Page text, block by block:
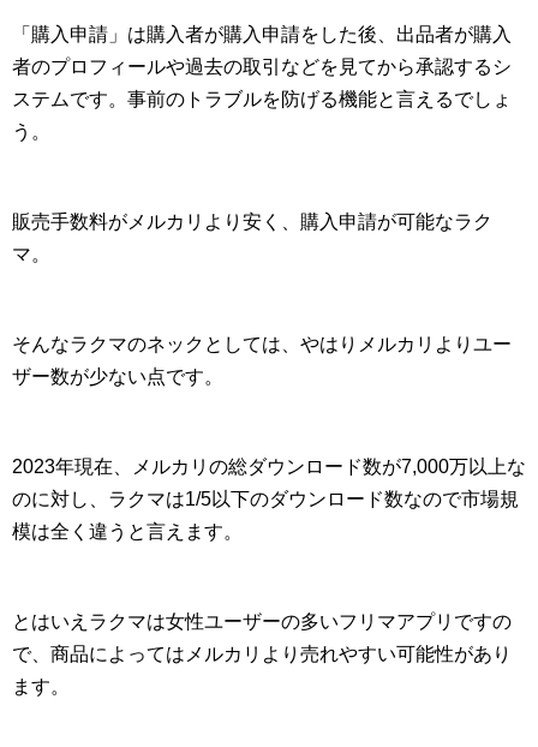
「購入申請」は購入者が購入申請をした後、出品者が購入
者のプロフィールや過去の取引などを見てから承認するシ
ステムです。事前のトラブルを防げる機能と言えるでしょ
う。
販売手数料がメルカリより安く、購入申請が可能なラク
マ。
そんなラクマのネックとしては、やはりメルカリよりユー
ザー数が少ない点です。
2023年現在、メルカリの総ダウンロード数が7,000万以上な
のに対し、ラクマは1/5以下のダウンロード数なので市場規
模は全く違うと言えます。
とはいえラクマは女性ユーザーの多いフリマアプリですの
で、商品によってはメルカリより売れやすい可能性があり
ます。